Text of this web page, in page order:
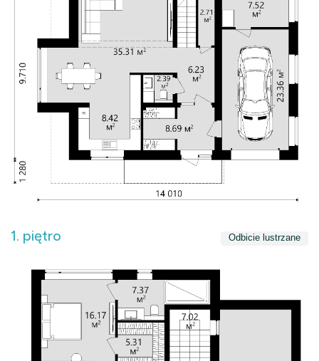
1. piętro Odbicie lustrzane